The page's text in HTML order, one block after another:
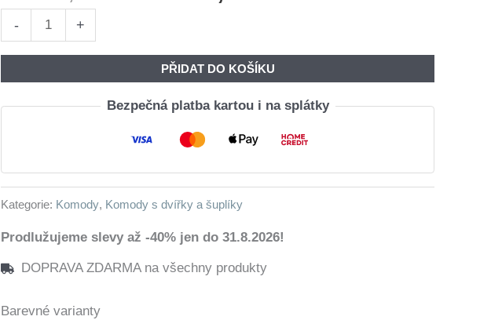
6
270,00 Kč. 688,00 Kč.
-
Komoda
RODOS
+
PŘIDAT DO KOŠÍKU
Bezpečná platba kartou i na splátky
Kategorie: Komody, Komody s dvířky a šuplíky
Prodlužujeme slevy až -40% jen do 31.8.2026!
DOPRAVA ZDARMA na všechny produkty
Barevné varianty